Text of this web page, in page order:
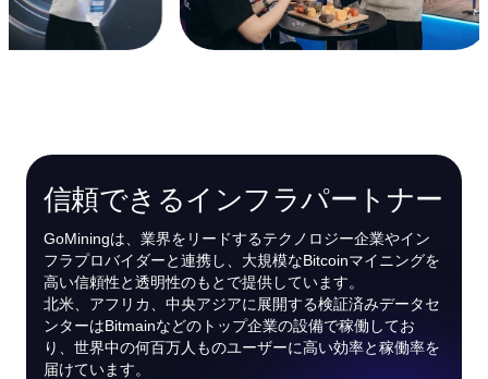
信頼できるインフラパートナー
GoMiningは、業界をリードするテクノロジー企業やイン
フラプロバイダーと連携し、大規模なBitcoinマイニングを
高い信頼性と透明性のもとで提供しています。
北米、アフリカ、中央アジアに展開する検証済みデータセ
ンターはBitmainなどのトップ企業の設備で稼働してお
り、世界中の何百万人ものユーザーに高い効率と稼働率を
届けています。